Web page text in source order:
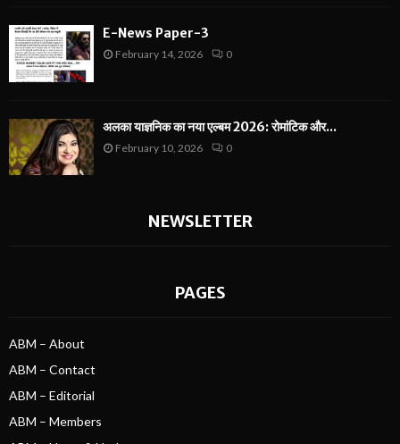
E-News Paper-3
February 14, 2026 0
अलका याज्ञनिक का नया एल्बम 2026: रोमांटिक और...
February 10, 2026 0
NEWSLETTER
PAGES
ABM – About
ABM – Contact
ABM – Editorial
ABM – Members